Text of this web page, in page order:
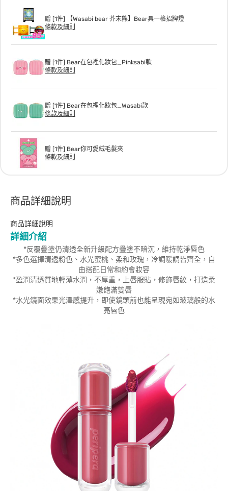
贈 [1件] 【Wasabi bear 芥末熊】Bear具一格招牌燈
條款及細則
贈 [1件] Bear在包裡化妝包_Pinksabi款
條款及細則
贈 [1件] Bear在包裡化妝包_Wasabi款
條款及細則
贈 [1件] Bear你可愛絨毛髮夾
條款及細則
商品詳細說明
商品詳細說明
詳細介紹
*反覆疊塗仍清透全新升級配方疊塗不暗沉，維持乾淨唇色
*多色選擇清透粉色、水光蜜桃、柔和玫瑰，冷調暖調皆齊全，自
由搭配日常和約會妝容
*盈潤清透質地輕薄水潤，不厚重，上唇服貼，修飾唇紋，打造柔
嫩飽滿雙唇
*水光鏡面效果光澤感提升，即使鏡頭前也能呈現宛如玻璃般的水
亮唇色